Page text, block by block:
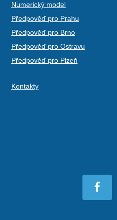
Numerický model
Předpověď pro Prahu
Předpověď pro Brno
Předpověď pro Ostravu
Předpověď pro Plzeň
Kontakty